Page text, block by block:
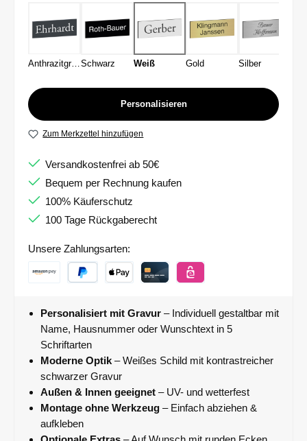
AnthrazitgrauSchwarz Weiß Gold Silber
Personalisieren
Zum Merkzettel hinzufügen
Versandkostenfrei ab 50€
Bequem per Rechnung kaufen
100% Käuferschutz
100 Tage Rückgaberecht
Unsere Zahlungsarten:
Personalisiert mit Gravur – Individuell gestaltbar mit
Name, Hausnummer oder Wunschtext in 5
Schriftarten
Moderne Optik – Weißes Schild mit kontrastreicher
schwarzer Gravur
Außen & Innen geeignet – UV- und wetterfest
Montage ohne Werkzeug – Einfach abziehen &
aufkleben